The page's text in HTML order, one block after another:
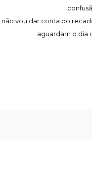
vou dar conta do
aguardam o dia